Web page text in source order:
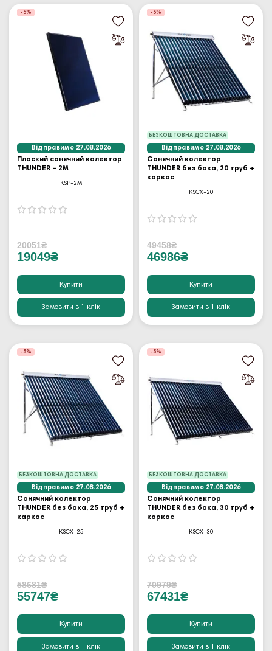
-5%
Відправимо 27.08.2026
Плоский сонячний колектор
THUNDER – 2M
KSP-2M
20051₴
19049₴
Купити
Замовити в 1 клік
БЕЗКОШТОВНА ДОСТАВКА
-5%
Відправимо 27.08.2026
Сонячний колектор
THUNDER без бака, 20 труб +
каркас
KSCX-20
49458₴
46986₴
Купити
Замовити в 1 клік
БЕЗКОШТОВНА ДОСТАВКА
-5%
Відправимо 27.08.2026
Сонячний колектор
THUNDER без бака, 25 труб +
каркас
KSCX-25
58681₴
55747₴
Купити
Замовити в 1 клік
БЕЗКОШТОВНА ДОСТАВКА
-5%
Відправимо 27.08.2026
Сонячний колектор
THUNDER без бака, 30 труб +
каркас
KSCX-30
70979₴
67431₴
Купити
Замовити в 1 клік